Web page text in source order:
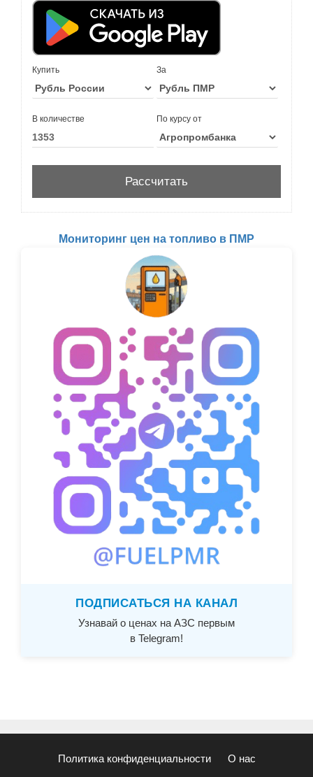
Купить За
В количестве По курсу от
Мониторинг цен на топливо в ПМР
ПОДПИСАТЬСЯ НА КАНАЛ
Узнавай о ценах на АЗС первым
в Telegram!
Политика конфиденциальности О нас